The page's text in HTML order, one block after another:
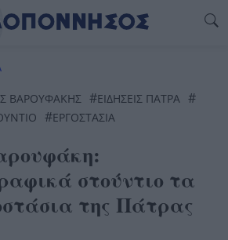
ΒΑΡΟΥΦΆΚΗΣ #ΕΙΔΗΣΕΙΣ ΠΑΤΡΑ #
#ΕΡΓΟΣΤΑΣΙΑ
στούντιο τα
της Πάτρας